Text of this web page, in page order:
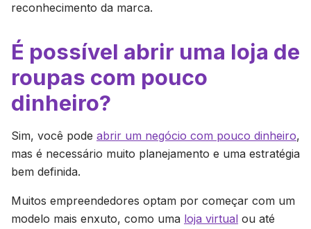
reconhecimento da marca.
É possível abrir uma loja de
roupas com pouco
dinheiro?
Sim, você pode abrir um negócio com pouco dinheiro,
mas é necessário muito planejamento e uma estratégia
bem definida.
Muitos empreendedores optam por começar com um
modelo mais enxuto, como uma loja virtual ou até